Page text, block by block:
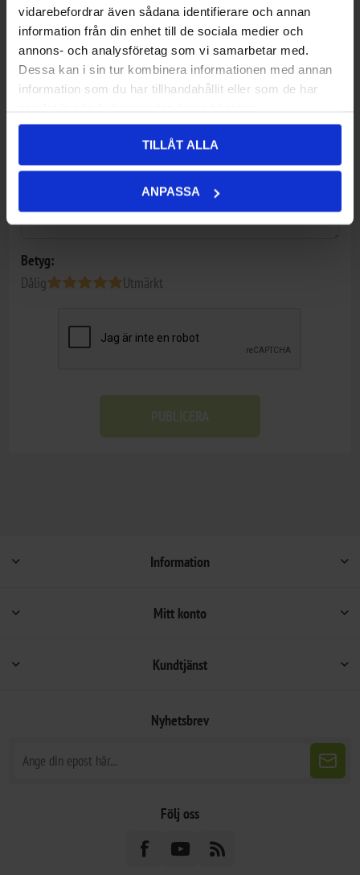
vidarebefordrar även sådana identifierare och annan
information från din enhet till de sociala medier och
annons- och analysföretag som vi samarbetar med.
Dessa kan i sin tur kombinera informationen med annan
information som du har tillhandahållit eller som de har
TILLÅT ALLA
ANPASSA
Du måste logga in/registrera dig för att kunna skriva recensioner
Recensionens titel:
*
Betyg:
Dålig
Utmärkt
PUBLICERA
Information
Mitt konto
Kundtjänst
Nyhetsbrev
Följ oss